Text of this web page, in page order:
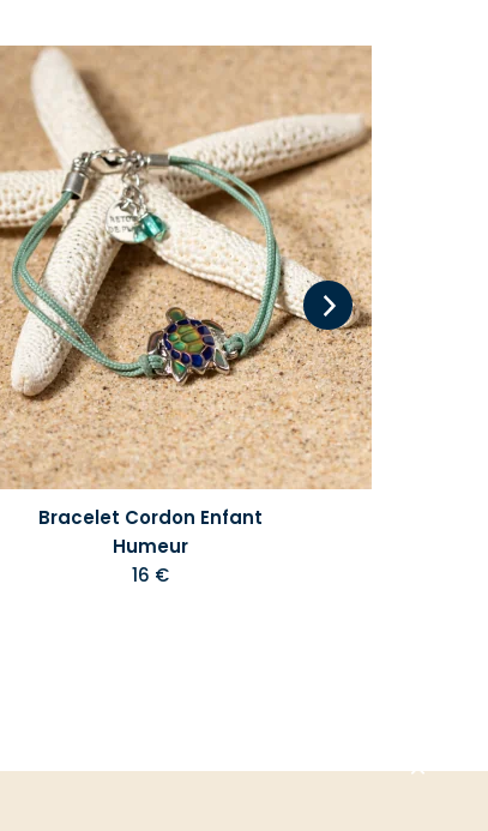
Bracelet Cordon Enfant
Humeur
16 €